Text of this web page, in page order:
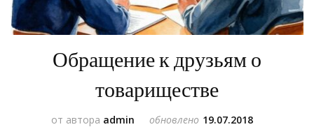
Обращение к друзьям о
товариществе
от автора admin обновлено 19.07.2018